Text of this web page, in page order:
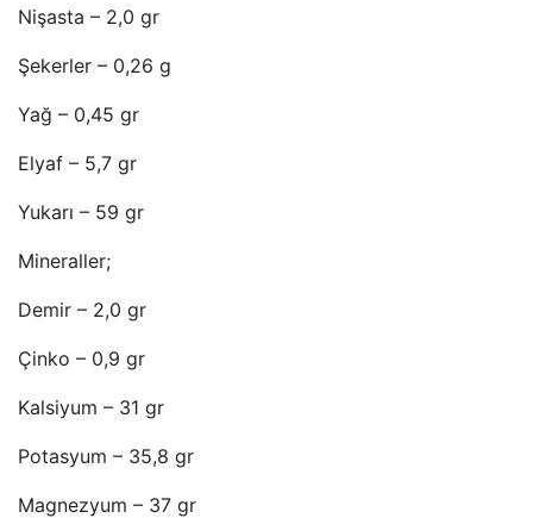
Nişasta – 2,0 gr
Şekerler – 0,26 g
Yağ – 0,45 gr
Elyaf – 5,7 gr
Yukarı – 59 gr
Mineraller;
Demir – 2,0 gr
Çinko – 0,9 gr
Kalsiyum – 31 gr
Potasyum – 35,8 gr
Magnezyum – 37 gr